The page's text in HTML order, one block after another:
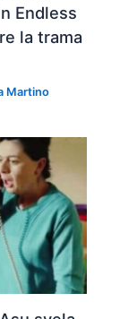
Endless
la trama
Martino